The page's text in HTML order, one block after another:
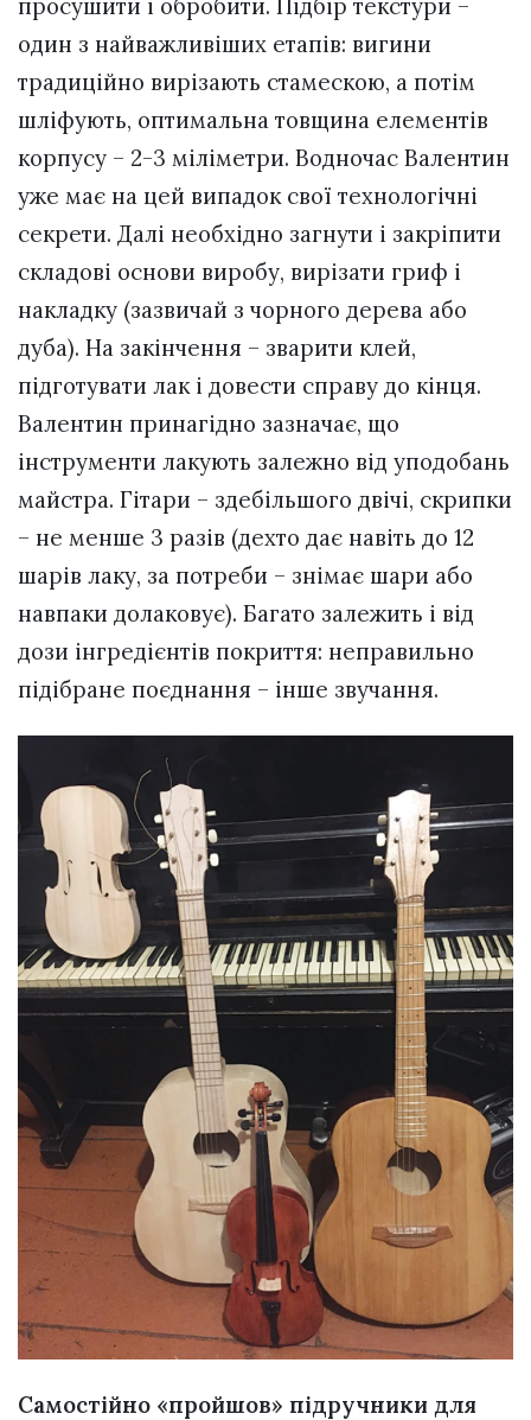
просушити і обробити. Підбір текстури –
один з найважливіших етапів: вигини
традиційно вирізають стамескою, а потім
шліфують, оптимальна товщина елементів
корпусу – 2-3 міліметри. Водночас Валентин
уже має на цей випадок свої технологічні
секрети. Далі необхідно загнути і закріпити
складові основи виробу, вирізати гриф і
накладку (зазвичай з чорного дерева або
дуба). На закінчення – зварити клей,
підготувати лак і довести справу до кінця.
Валентин принагідно зазначає, що
інструменти лакують залежно від уподобань
майстра. Гітари – здебільшого двічі, скрипки
– не менше 3 разів (дехто дає навіть до 12
шарів лаку, за потреби – знімає шари або
навпаки долаковує). Багато залежить і від
дози інгредієнтів покриття: неправильно
підібране поєднання – інше звучання.
Самостійно «пройшов» підручники для